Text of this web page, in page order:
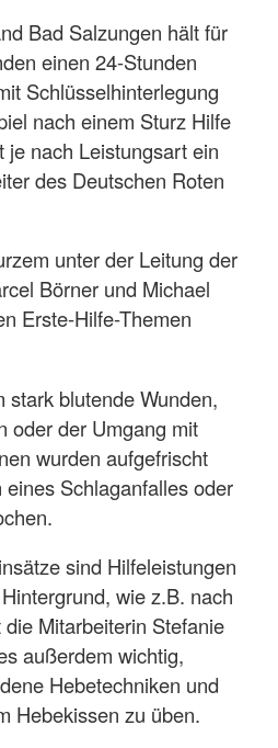
Bad Salzungen hält für
einen 24-Stunden
Schlüsselhinterlegung
nach einem Sturz Hilfe
je nach Leistungsart ein
des Deutschen Roten
unter der Leitung der
Börner und Michael
Erste-Hilfe-Themen
stark blutende Wunden,
oder der Umgang mit
wurden aufgefrischt
Schlaganfalles oder
sind Hilfeleistungen
wie z.B. nach
Mitarbeiterin Stefanie
außerdem wichtig,
Hebetechniken und
Hebekissen zu üben.